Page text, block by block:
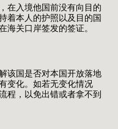
入境他国前没有向目的
着本人的护照以及目的国
关口岸签发的签证。
国是否对本国开放落地
变化。如若无变化情况
程，以免出错或者拿不到